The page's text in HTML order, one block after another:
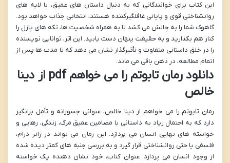
این کتاب برای خوانندگانی که به دنبال داستان های عمیق، با لایه های
روانشناختی قوی و پایانی غافلگیرکننده هستند، انتخابی جذاب خواهد بود.
گاهوک شما را به چالش می کشد تا به همراه شخصیت ها، تکه های پازل را
کنار هم بگذارید و به حقیقت پنهان دست یابید. این اثر، توانایی نویسنده
را در خلق داستانی متفاوت و تأثیرگذار نشان می دهد که تا مدت ها پس از
اتمام مطالعه، در ذهن باقی می ماند.
دانلود رمان تابوتم را می خواهم pdf از دینا
خالص
رمان تابوتم را می خواهم از دینا خالص، عنوانی جسورانه و تأمل برانگیز
دارد که به احتمال زیاد به داستانی با مضامین عمیق مرگ، زندگی، رهایی و
خواسته های نهایی انسان می پردازد. این رمان می تواند در ژانر درام،
فلسفی یا حتی روانشناختی قرار گیرد و به بررسی جنبه های کمتر دیده شده
از وجود انسان می پردازد. عنوان کتاب، خود نشان دهنده یک خواسته